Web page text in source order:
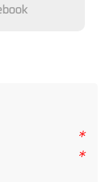
*
*